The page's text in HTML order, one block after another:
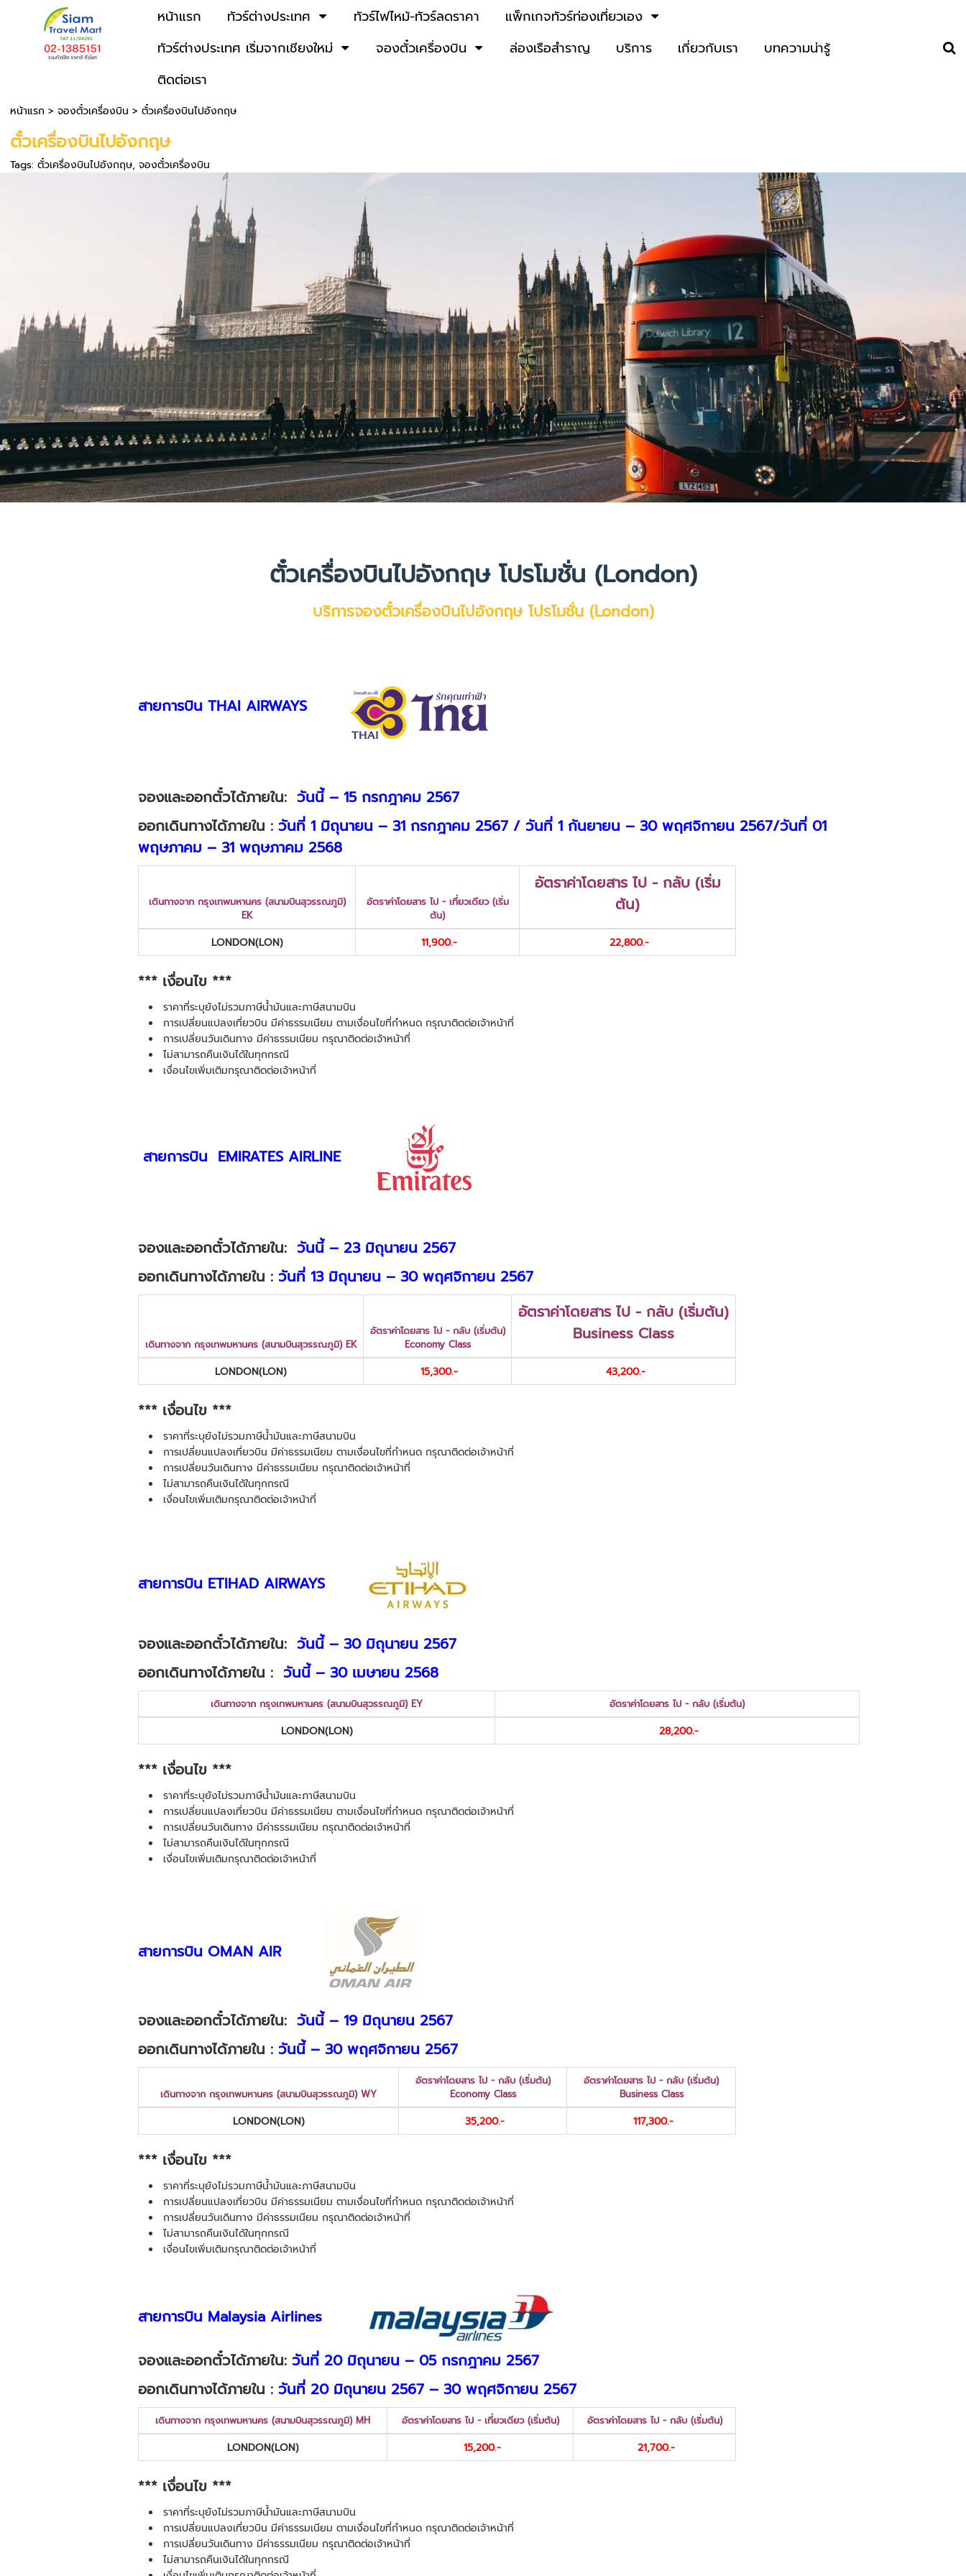
หน้าแรก ทัวร์ต่างประเทศ ทัวร์ไฟไหม้-ทัวร์ลดราคา
แพ็กเกจทัวร์ท่องเที่ยวเอง
ทัวร์ต่างประเทศ เริ่มจากเชียงใหม่
จองตั๋วเครื่องบิน ล่องเรือสำราญ บริการ เกี่ยวกับเรา
บทความน่ารู้
ติดต่อเรา
หน้าแรก > จองตั๋วเครื่องบิน > ตั๋วเครื่องบินไปอังกฤษ
ตั๋วเครื่องบินไปอังกฤษ
Tags: ตั๋วเครื่องบินไปอังกฤษ, จองตั๋วเครื่องบิน
ตั๋วเครื่องบินไปอังกฤษ โปรโมชั่น (London)
บริการจองตั๋วเครื่องบินไปอังกฤษ โปรโมชั่น (London)
สายการบิน THAI AIRWAYS
จองและออกตั๋วได้ภายใน: วันนี้ – 15 กรกฎาคม 2567
ออกเดินทางได้ภายใน : วันที่ 1 มิถุนายน – 31 กรกฎาคม 2567 / วันที่ 1 กันยายน – 30 พฤศจิกายน 2567/วันที่ 01
พฤษภาคม – 31 พฤษภาคม 2568
เดินทางจาก กรุงเทพมหานคร (สนามบินสุวรรณภูมิ)
EK
อัตราค่าโดยสาร ไป - เที่ยวเดียว (เริ่ม
ต้น)
อัตราค่าโดยสาร ไป - กลับ (เริ่ม
ต้น)
LONDON(LON) 11,900.- 22,800.-
*** เงื่อนไข ***
ราคาที่ระบุยังไม่รวมภาษีน้ำมันและภาษีสนามบิน
การเปลี่ยนแปลงเที่ยวบิน มีค่าธรรมเนียม ตามเงื่อนไขที่กำหนด กรุณาติดต่อเจ้าหน้าที่
การเปลี่ยนวันเดินทาง มีค่าธรรมเนียม กรุณาติดต่อเจ้าหน้าที่
ไม่สามารถคืนเงินได้ในทุกกรณี
เงื่อนไขเพิ่มเติมกรุณาติดต่อเจ้าหน้าที่
สายการบิน EMIRATES AIRLINE
จองและออกตั๋วได้ภายใน: วันนี้ – 23 มิถุนายน 2567
ออกเดินทางได้ภายใน : วันที่ 13 มิถุนายน – 30 พฤศจิกายน 2567
เดินทางจาก กรุงเทพมหานคร (สนามบินสุวรรณภูมิ) EK
อัตราค่าโดยสาร ไป - กลับ (เริ่มต้น)
Economy Class
อัตราค่าโดยสาร ไป - กลับ (เริ่มต้น)
Business Class
LONDON(LON) 15,300.- 43,200.-
*** เงื่อนไข ***
ราคาที่ระบุยังไม่รวมภาษีน้ำมันและภาษีสนามบิน
การเปลี่ยนแปลงเที่ยวบิน มีค่าธรรมเนียม ตามเงื่อนไขที่กำหนด กรุณาติดต่อเจ้าหน้าที่
การเปลี่ยนวันเดินทาง มีค่าธรรมเนียม กรุณาติดต่อเจ้าหน้าที่
ไม่สามารถคืนเงินได้ในทุกกรณี
เงื่อนไขเพิ่มเติมกรุณาติดต่อเจ้าหน้าที่
สายการบิน ETIHAD AIRWAYS
จองและออกตั๋วได้ภายใน: วันนี้ – 30 มิถุนายน 2567
ออกเดินทางได้ภายใน : วันนี้ – 30 เมษายน 2568
เดินทางจาก กรุงเทพมหานคร (สนามบินสุวรรณภูมิ) EY อัตราค่าโดยสาร ไป - กลับ (เริ่มต้น)
LONDON(LON) 28,200.-
*** เงื่อนไข ***
ราคาที่ระบุยังไม่รวมภาษีน้ำมันและภาษีสนามบิน
การเปลี่ยนแปลงเที่ยวบิน มีค่าธรรมเนียม ตามเงื่อนไขที่กำหนด กรุณาติดต่อเจ้าหน้าที่
การเปลี่ยนวันเดินทาง มีค่าธรรมเนียม กรุณาติดต่อเจ้าหน้าที่
ไม่สามารถคืนเงินได้ในทุกกรณี
เงื่อนไขเพิ่มเติมกรุณาติดต่อเจ้าหน้าที่
สายการบิน OMAN AIR
จองและออกตั๋วได้ภายใน: วันนี้ – 19 มิถุนายน 2567
ออกเดินทางได้ภายใน : วันนี้ – 30 พฤศจิกายน 2567
เดินทางจาก กรุงเทพมหานคร (สนามบินสุวรรณภูมิ) WY
อัตราค่าโดยสาร ไป - กลับ (เริ่มต้น)
Economy Class
อัตราค่าโดยสาร ไป - กลับ (เริ่มต้น)
Business Class
LONDON(LON) 35,200.- 117,300.-
*** เงื่อนไข ***
ราคาที่ระบุยังไม่รวมภาษีน้ำมันและภาษีสนามบิน
การเปลี่ยนแปลงเที่ยวบิน มีค่าธรรมเนียม ตามเงื่อนไขที่กำหนด กรุณาติดต่อเจ้าหน้าที่
การเปลี่ยนวันเดินทาง มีค่าธรรมเนียม กรุณาติดต่อเจ้าหน้าที่
ไม่สามารถคืนเงินได้ในทุกกรณี
เงื่อนไขเพิ่มเติมกรุณาติดต่อเจ้าหน้าที่
สายการบิน Malaysia Airlines
จองและออกตั๋วได้ภายใน: วันที่ 20 มิถุนายน – 05 กรกฎาคม 2567
ออกเดินทางได้ภายใน : วันที่ 20 มิถุนายน 2567 – 30 พฤศจิกายน 2567
เดินทางจาก กรุงเทพมหานคร (สนามบินสุวรรณภูมิ) MH อัตราค่าโดยสาร ไป - เที่ยวเดียว (เริ่มต้น) อัตราค่าโดยสาร ไป - กลับ (เริ่มต้น)
LONDON(LON) 15,200.- 21,700.-
*** เงื่อนไข ***
ราคาที่ระบุยังไม่รวมภาษีน้ำมันและภาษีสนามบิน
การเปลี่ยนแปลงเที่ยวบิน มีค่าธรรมเนียม ตามเงื่อนไขที่กำหนด กรุณาติดต่อเจ้าหน้าที่
การเปลี่ยนวันเดินทาง มีค่าธรรมเนียม กรุณาติดต่อเจ้าหน้าที่
ไม่สามารถคืนเงินได้ในทุกกรณี